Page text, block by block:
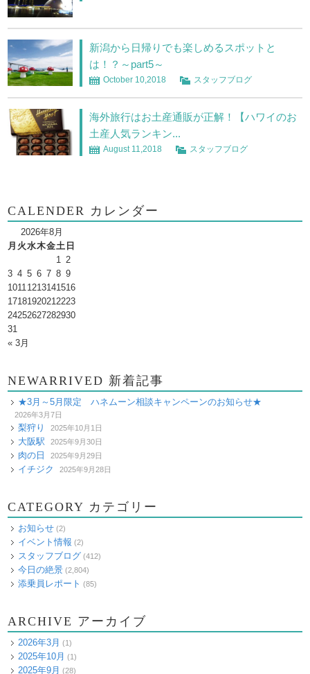
新潟から日帰りでも楽しめるスポットと
は！？～part5～
October 10,2018 スタッフブログ
海外旅行はお土産通販が正解！【ハワイのお
土産人気ランキン...
August 11,2018 スタッフブログ
CALENDER カレンダー
2026年8月
月 火水木金土 日
1 2
3 4 5 6 7 8 9
10111213141516
17181920212223
24252627282930
31
« 3月
NEWARRIVED 新着記事
★3月～5月限定 ハネムーン相談キャンペーンのお知らせ★
2026年3月7日
梨狩り 2025年10月1日
大阪駅 2025年9月30日
肉の日 2025年9月29日
イチジク 2025年9月28日
CATEGORY カテゴリー
お知らせ (2)
イベント情報 (2)
スタッフブログ (412)
今日の絶景 (2,804)
添乗員レポート (85)
ARCHIVE アーカイブ
2026年3月 (1)
2025年10月 (1)
2025年9月 (28)